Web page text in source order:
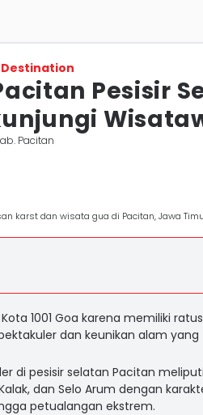
Destination
Pesisir
Pacitan
karst dan wisata gua di Pacitan, Jawa
1001 Goa karena memiliki
dan keunikan alam
di pesisir selatan Pacitan
dan Selo Arum dengan
petualangan ekstrem.